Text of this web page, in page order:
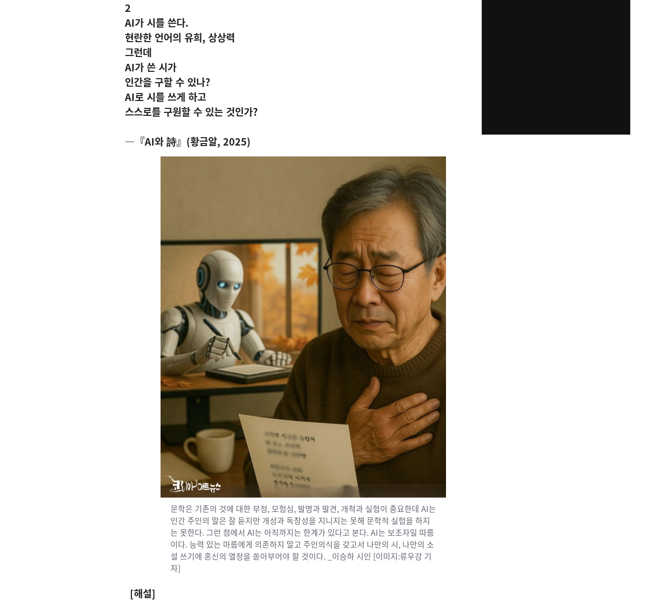
2
AI가 시를 쓴다.
현란한 언어의 유희, 상상력
그런데
AI가 쓴 시가
인간을 구할 수 있나?
AI로 시를 쓰게 하고
스스로를 구원할 수 있는 것인가?
―『AI와 詩』 (황금알, 2025)
문학은 기존의 것에 대한 부정, 모험심, 발명과 발견, 개척과 실험이 중요한데 AI는
인간 주인의 말은 잘 듣지만 개성과 독창성을 지니지는 못해 문학적 실험을 하지
는 못한다. 그런 점에서 AI는 아직까지는 한계가 있다고 본다. AI는 보조자일 따름
이다. 능력 있는 마름에게 의존하지 말고 주인의식을 갖고서 나만의 시, 나만의 소
설 쓰기에 혼신의 열정을 쏟아부어야 할 것이다. _이승하 시인 [이미지:류우강 기
자]
[해설]